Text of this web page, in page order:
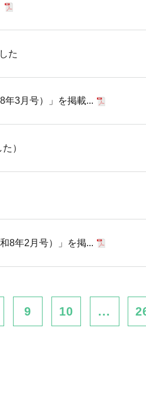
た
年3月号）」を掲載...
）
8年2月号）」を掲...
9 10 ...